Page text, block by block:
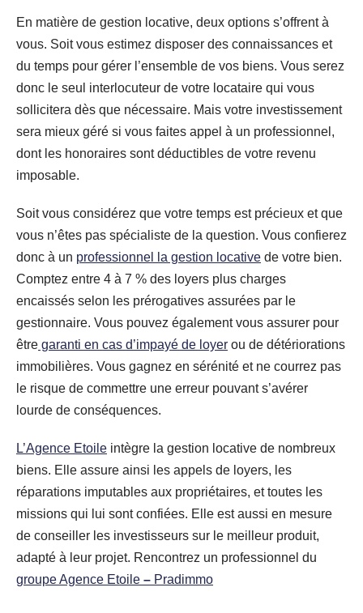
En matière de gestion locative, deux options s’offrent à
vous. Soit vous estimez disposer des connaissances et
du temps pour gérer l’ensemble de vos biens. Vous serez
donc le seul interlocuteur de votre locataire qui vous
sollicitera dès que nécessaire. Mais votre investissement
sera mieux géré si vous faites appel à un professionnel,
dont les honoraires sont déductibles de votre revenu
imposable.
Soit vous considérez que votre temps est précieux et que
vous n’êtes pas spécialiste de la question. Vous confierez
donc à un professionnel la gestion locative de votre bien.
Comptez entre 4 à 7 % des loyers plus charges
encaissés selon les prérogatives assurées par le
gestionnaire. Vous pouvez également vous assurer pour
être garanti en cas d’impayé de loyer ou de détériorations
immobilières. Vous gagnez en sérénité et ne courrez pas
le risque de commettre une erreur pouvant s’avérer
lourde de conséquences.
L’Agence Etoile intègre la gestion locative de nombreux
biens. Elle assure ainsi les appels de loyers, les
réparations imputables aux propriétaires, et toutes les
missions qui lui sont confiées. Elle est aussi en mesure
de conseiller les investisseurs sur le meilleur produit,
adapté à leur projet. Rencontrez un professionnel du
groupe Agence Etoile – Pradimmo